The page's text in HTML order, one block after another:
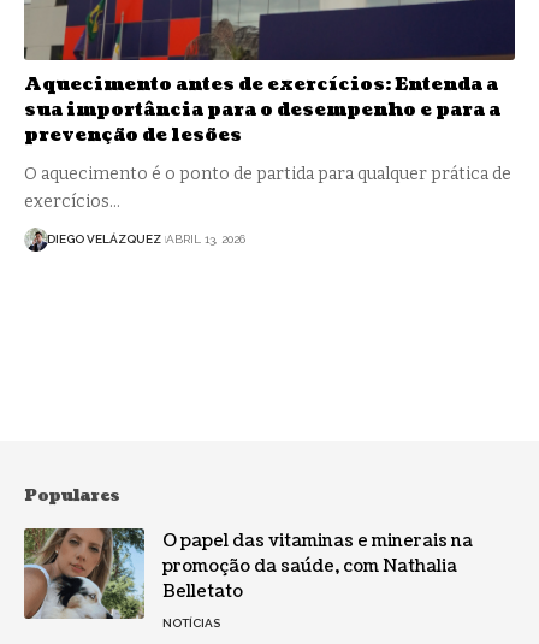
Aquecimento antes de exercícios: Entenda a
sua importância para o desempenho e para a
prevenção de lesões
O aquecimento é o ponto de partida para qualquer prática de
exercícios…
DIEGO VELÁZQUEZ ABRIL 13, 2026
Populares
O papel das vitaminas e minerais na
promoção da saúde, com Nathalia
Belletato
NOTÍCIAS